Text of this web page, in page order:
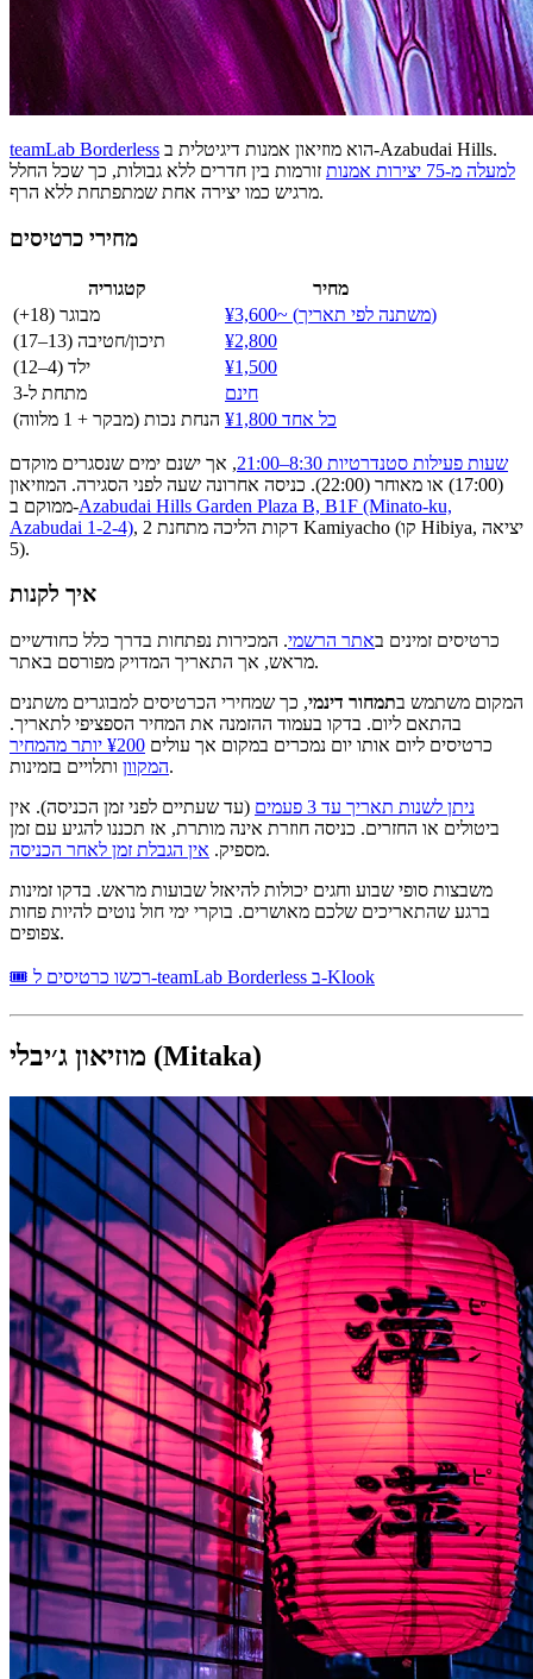
teamLab Borderless
הוא מוזיאון אמנות דיגיטלית ב-Azabudai Hills.
למעלה מ-75 יצירות אמנות
זורמות בין חדרים ללא גבולות, כך שכל החלל
מרגיש כמו יצירה אחת שמתפתחת ללא הרף.
מחירי כרטיסים
קטגוריה
מחיר
מבוגר (18+)
¥3,600~ (משתנה לפי תאריך)
תיכון/חטיבה (13–17)
¥2,800
ילד (4–12)
¥1,500
מתחת ל-3
חינם
הנחת נכות (מבקר + 1 מלווה)
¥1,800 כל אחד
שעות פעילות סטנדרטיות 8:30–21:00
, אך ישנם ימים שנסגרים מוקדם
(17:00) או מאוחר (22:00). כניסה אחרונה שעה לפני הסגירה. המוזיאון
ממוקם ב-Azabudai Hills Garden Plaza B, B1F (Minato-ku,
Azabudai 1-2-4), 2 דקות הליכה מתחנת Kamiyacho (קו Hibiya, יציאה
5).
איך לקנות
כרטיסים זמינים באתר הרשמי. המכירות נפתחות בדרך כלל כחודשיים
מראש, אך התאריך המדויק מפורסם באתר.
המקום משתמש בתמחור דינמי, כך שמחירי הכרטיסים למבוגרים משתנים
בהתאם ליום. בדקו בעמוד ההזמנה את המחיר הספציפי לתאריך.
כרטיסים ליום אותו יום נמכרים במקום אך עולים
¥200 יותר מהמחיר
המקווןותלויים בזמינות.
ניתן לשנות תאריך עד 3 פעמים
(עד שעתיים לפני זמן הכניסה). אין
ביטולים או החזרים. כניסה חוזרת אינה מותרת, אז תכננו להגיע עם זמן
מספיק. אין הגבלת זמן לאחר הכניסה
.
משבצות סופי שבוע וחגים יכולות להיאזל שבועות מראש. בדקו זמינות
ברגע שהתאריכים שלכם מאושרים. בוקרי ימי חול נוטים להיות פחות
צפופים.
🎟 רכשו כרטיסים ל-teamLab Borderless ב-Klook
מוזיאון ג׳יבלי (Mitaka)